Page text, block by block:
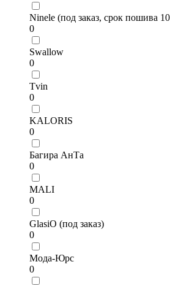
Ninele (под заказ, срок пошива
0
Swallow
0
Tvin
0
KALORIS
0
Багира АнТа
0
MALI
0
GlasiO (под заказ)
0
Мода-Юрс
0